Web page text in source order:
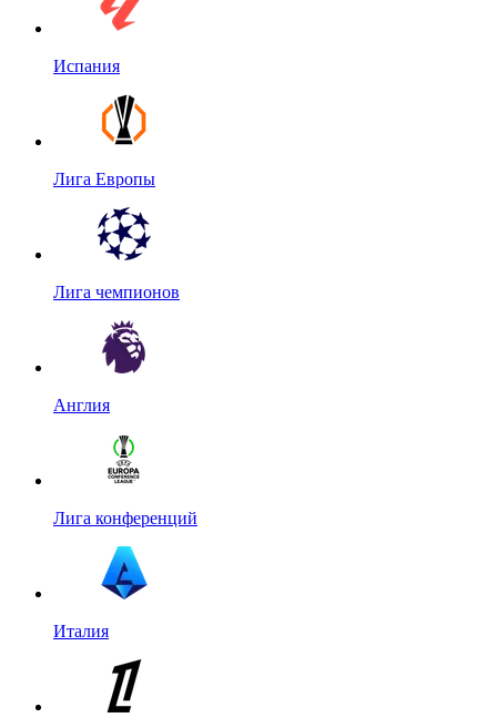
Испания
Лига Европы
Лига чемпионов
Англия
Лига конференций
Италия